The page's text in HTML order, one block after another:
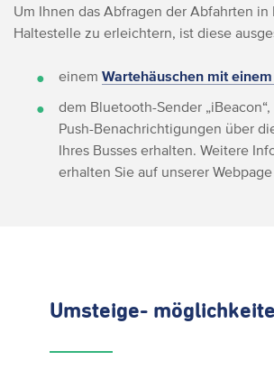
Um Ihnen das Abfragen der Abfahrten in
Haltestelle zu erleichtern, ist diese
einem Wartehäuschen mit einem
dem Bluetooth-Sender
Push-Benachrichtigungen über
Ihres Busses erhalten. Weitere
erhalten Sie auf unserer
Umsteige-